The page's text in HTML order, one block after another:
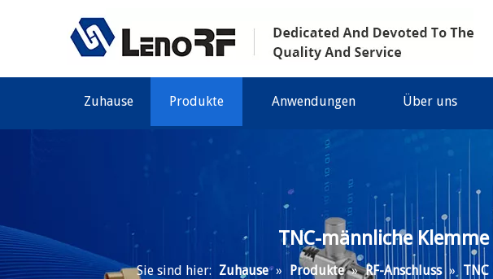
Zuhause Produkte Anwendungen Über uns
TNC-männliche
Sie sind hier: Zuhause » Produkte » RF-Anschluss » TNC